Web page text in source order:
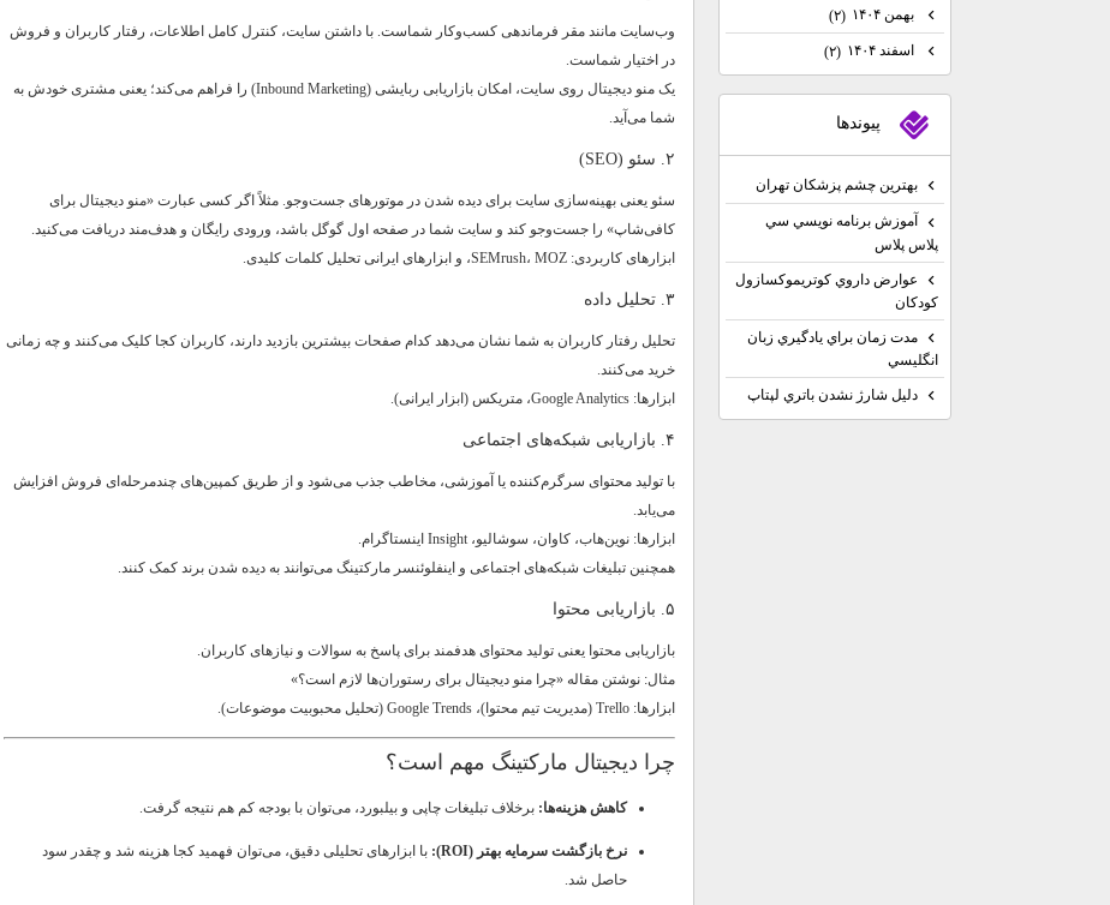
وب‌سایت مانند مقر فرماندهی کسب‌وکار شماست. با داشتن سایت، کنترل کامل اطلاعات، رفتار کاربران و فروش
در اختیار شماست.
یک منو دیجیتال روی سایت، امکان بازاریابی ربایشی (Inbound Marketing) را فراهم می‌کند؛ یعنی مشتری خودش به
شما می‌آید.
۲. سئو (SEO)
سئو یعنی بهینه‌سازی سایت برای دیده شدن در موتورهای جست‌وجو. مثلاً اگر کسی عبارت «منو دیجیتال برای
کافی‌شاپ» را جست‌وجو کند و سایت شما در صفحه اول گوگل باشد، ورودی رایگان و هدف‌مند دریافت می‌کنید.
ابزارهای کاربردی: SEMrush، MOZ، و ابزارهای ایرانی تحلیل کلمات کلیدی.
۳. تحلیل داده
تحلیل رفتار کاربران به شما نشان می‌دهد کدام صفحات بیشترین بازدید دارند، کاربران کجا کلیک می‌کنند و چه زمانی
خرید می‌کنند.
ابزارها: Google Analytics، متریکس (ابزار ایرانی).
۴. بازاریابی شبکه‌های اجتماعی
با تولید محتوای سرگرم‌کننده یا آموزشی، مخاطب جذب می‌شود و از طریق کمپین‌های چندمرحله‌ای فروش افزایش
می‌یابد.
ابزارها: نوین‌هاب، کاوان، سوشالیو، Insight اینستاگرام.
همچنین تبلیغات شبکه‌های اجتماعی و اینفلوئنسر مارکتینگ می‌توانند به دیده شدن برند کمک کنند.
۵. بازاریابی محتوا
بازاریابی محتوا یعنی تولید محتوای هدفمند برای پاسخ به سوالات و نیازهای کاربران.
مثال: نوشتن مقاله «چرا منو دیجیتال برای رستوران‌ها لازم است؟»
ابزارها: Trello (مدیریت تیم محتوا)، Google Trends (تحلیل محبوبیت موضوعات).
چرا دیجیتال مارکتینگ مهم است؟
کاهش هزینه‌ها: برخلاف تبلیغات چاپی و بیلبورد، می‌توان با بودجه کم هم نتیجه گرفت.
نرخ بازگشت سرمایه بهتر (ROI):
با ابزارهای تحلیلی دقیق، می‌توان فهمید کجا هزینه شد و چقدر سود
حاصل شد.
بهمن ۱۴۰۴ (۲)
اسفند ۱۴۰۴ (۲)
پيوندها
بهترين چشم پزشكان تهران
آموزش برنامه نويسي سي
پلاس پلاس
عوارض داروي كوتريموكسازول
كودكان
مدت زمان براي يادگيري زبان
انگليسي
دليل شارژ نشدن باتري لپتاپ